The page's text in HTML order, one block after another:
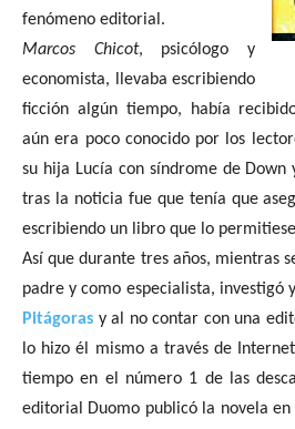
fenómeno editorial.
Marcos Chicot, psicólogo y
economista, llevaba escribiendo
ficción algún tiempo, había
aún era poco conocido por los
su hija Lucía con síndrome de
tras la noticia fue que tenía que
escribiendo un libro que lo
Así que durante tres años, mientras
padre y como especialista, investigó
Pitágoras y al no contar con una
lo hizo él mismo a través de
tiempo en el número 1 de las
editorial Duomo publicó la novela